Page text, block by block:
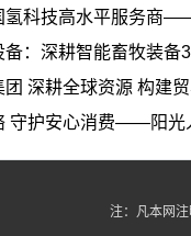
氢科技高水平服务商
：深耕智能畜牧装备
团 深耕全球资源 构建
守护安心消费——阳光
注：凡本网